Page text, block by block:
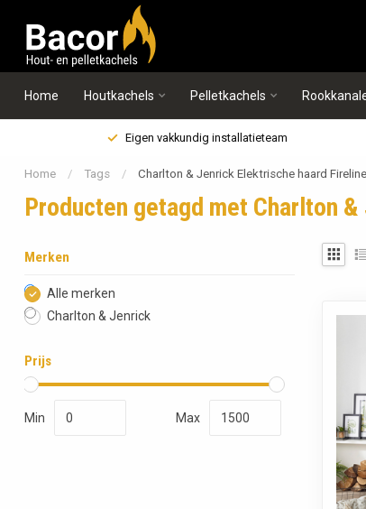
Home Houtkachels Pelletkachels
Eigen vakkundig installatieteam
Home / Tags / Charlton & Jenrick Elektrische haard
Producten getagd met Charlton
Merken
Alle merken
Charlton & Jenrick
Prijs
Min Max